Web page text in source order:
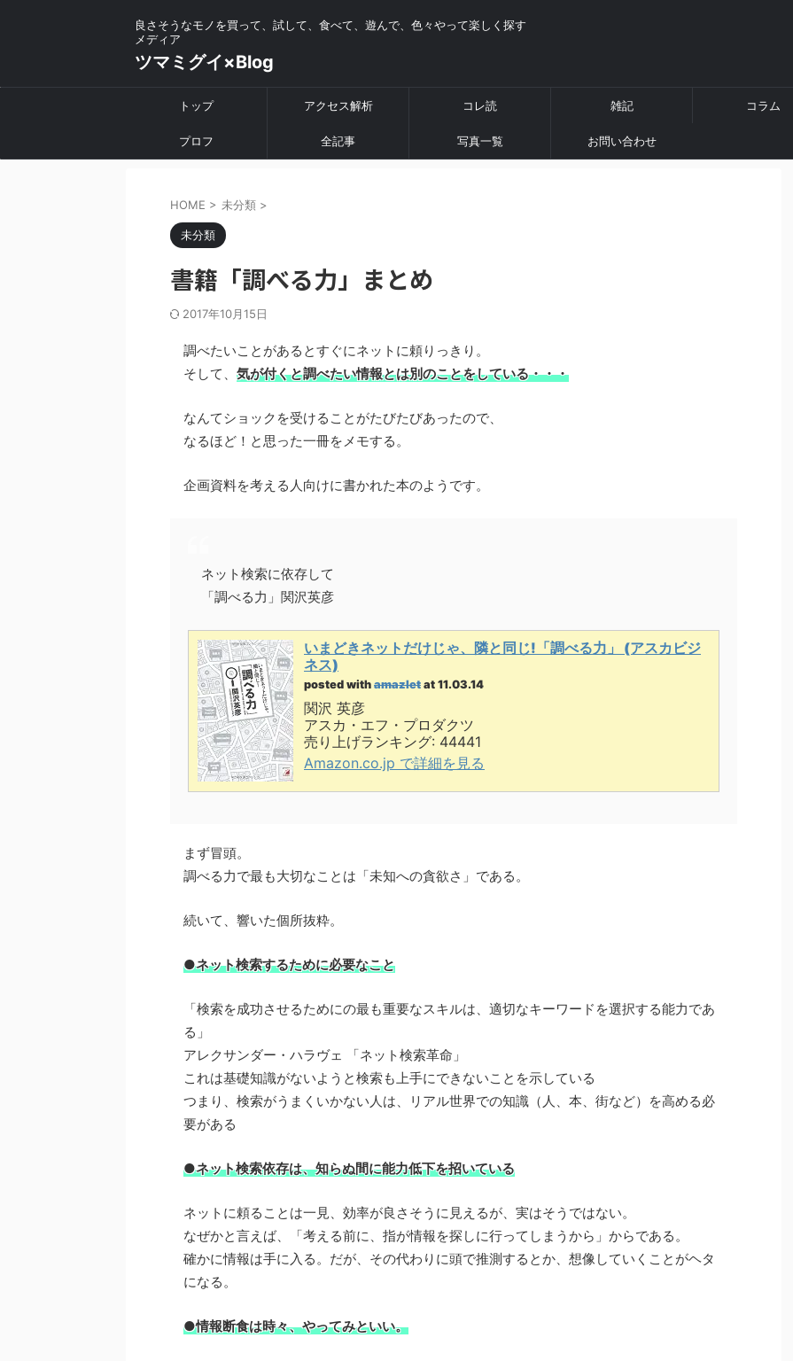
良さそうなモノを買って、試して、食べて、遊んで、色々やって楽しく探す
メディア
ツマミグイ×Blog
トップ アクセス解析 コレ読 雑記 コラム
プロフ 全記事 写真一覧 お問い合わせ
HOME > 未分類 >
未分類
書籍「調べる力」まとめ
2017年10月15日
調べたいことがあるとすぐにネットに頼りっきり。
そして、 気が付くと調べたい情報とは別のことをしている・・・
なんてショックを受けることがたびたびあったので、
なるほど！と思った一冊をメモする。
企画資料を考える人向けに書かれた本のようです。
ネット検索に依存して
「調べる力」関沢英彦
いまどきネットだけじゃ、隣と同じ!「調べる力」 (アスカビジ
ネス)
posted with amazlet at 11.03.14
関沢 英彦
アスカ・エフ・プロダクツ
売り上げランキング: 44441
Amazon.co.jp で詳細を見る
まず冒頭。
調べる力で最も大切なことは「未知への貪欲さ」である。
続いて、響いた個所抜粋。
●ネット検索するために必要なこと
「検索を成功させるためにの最も重要なスキルは、適切なキーワードを選択する能力であ
る」
アレクサンダー・ハラヴェ 「ネット検索革命」
これは基礎知識がないようと検索も上手にできないことを示している
つまり、検索がうまくいかない人は、リアル世界での知識（人、本、街など）を高める必
要がある
●ネット検索依存は、知らぬ間に能力低下を招いている
ネットに頼ることは一見、効率が良さそうに見えるが、実はそうではない。
なぜかと言えば、「考える前に、指が情報を探しに行ってしまうから」からである。
確かに情報は手に入る。だが、その代わりに頭で推測するとか、想像していくことがヘタ
になる。
●情報断食は時々、やってみといい。